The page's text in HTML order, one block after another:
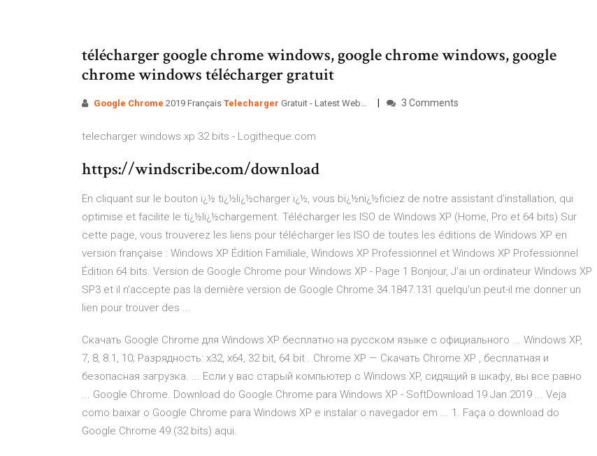
télécharger google chrome windows, google chrome windows, google
chrome windows télécharger gratuit
Google Chrome 2019 Français Telecharger Gratuit - Latest Web… 3 Comments
telecharger windows xp 32 bits - Logitheque.com
https://windscribe.com/download
En cliquant sur le bouton ï¿½ tï¿½lï¿½charger ï¿½, vous bï¿½nï¿½ficiez de notre assistant d'installation, qui
optimise et facilite le tï¿½lï¿½chargement. Télécharger les ISO de Windows XP (Home, Pro et 64 bits) Sur
cette page, vous trouverez les liens pour télécharger les ISO de toutes les éditions de Windows XP en
version française : Windows XP Édition Familiale, Windows XP Professionnel et Windows XP Professionnel
Édition 64 bits. Version de Google Chrome pour Windows XP - Page 1 Bonjour, J'ai un ordinateur Windows XP
SP3 et il n'accepte pas la dernière version de Google Chrome 34.1847.131 quelqu'un peut-il me donner un
lien pour trouver des ...
Скачать Google Chrome для Windows XP бесплатно на русском языке с официального ... Windows XP,
7, 8, 8.1, 10; Разрядность: x32, x64, 32 bit, 64 bit . Chrome XP — Скачать Chrome XP , бесплатная и
безопасная загрузка. ... Если у вас старый компьютер с Windows XP, сидящий в шкафу, вы все равно
... Google Chrome. Download do Google Chrome para Windows XP - SoftDownload 19 Jan 2019 ... Veja
como baixar o Google Chrome para Windows XP e instalar o navegador em ... 1. Faça o download do
Google Chrome 49 (32 bits) aqui.